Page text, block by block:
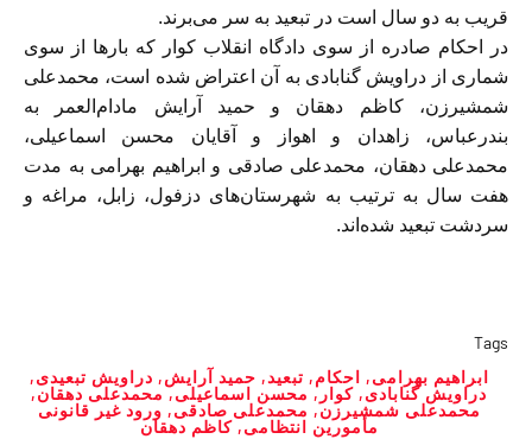
قريب به دو سال است در تبعيد به سر مى‌برند.
در احكام صادره از سوى دادگاه انقلاب كوار كه بارها از سوى
شمارى از دراويش گنابادى به آن اعتراض شده است، محمدعلی
شمشیرزن، کاظم دهقان و حمید آرایش مادام‌العمر به
بندرعباس، زاهدان و اهواز و آقايان محسن اسماعیلی،
محمدعلی دهقان، محمدعلی صادقی و ابراهیم بهرامی به مدت
هفت سال به ترتيب به شهرستان‌هاى دزفول، زابل، مراغه و
سردشت تبعید شده‌اند.
Tags
ابراهیم بهرامی, احكام, تبعيد, حمید آرایش, دراويش تبعيدى,
دراويش گنابادى, كوار , محسن اسماعیلی,محمدعلی دهقان,
محمدعلی شمشیرزن, محمدعلی صادقی, ورود غير قانونى
مأمورين انتظامى,کاظم دهقان